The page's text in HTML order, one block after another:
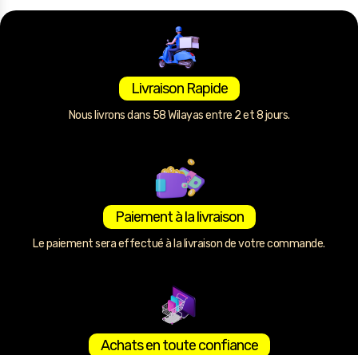
Livraison Rapide
Nous livrons dans 58 Wilayas entre 2 et 8 jours.
Paiement à la livraison
Le paiement sera effectué à la livraison de votre commande.
Achats en toute confiance